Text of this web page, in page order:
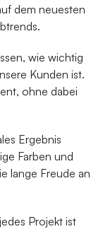
dem neuesten
wie wichtig
Kunden ist.
ohne dabei
Ergebnis
Farben und
lange Freude an
Projekt ist